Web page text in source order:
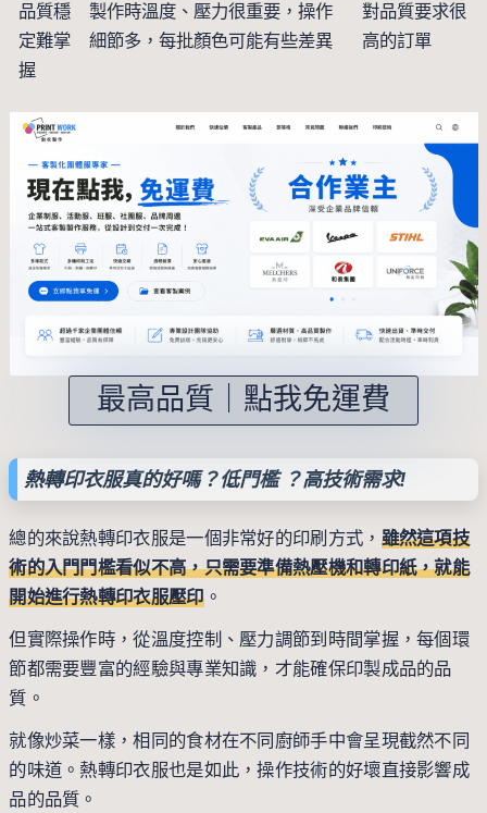
品質穩
定難掌
握
製作時溫度、壓力很重要，操作
細節多，每批顏色可能有些差異
對品質要求很
高的訂單
最高品質｜點我免運費
熱轉印衣服真的好嗎？低門檻 ？高技術需求!
總的來說熱轉印衣服是一個非常好的印刷方式， 雖然這項技
術的入門門檻看似不高，只需要準備熱壓機和轉印紙，就能
開始進行熱轉印衣服壓印。
但實際操作時，從溫度控制、壓力調節到時間掌握，每個環
節都需要豐富的經驗與專業知識，才能確保印製成品的品
質。
就像炒菜一樣，相同的食材在不同廚師手中會呈現截然不同
的味道。熱轉印衣服也是如此，操作技術的好壞直接影響成
品的品質。